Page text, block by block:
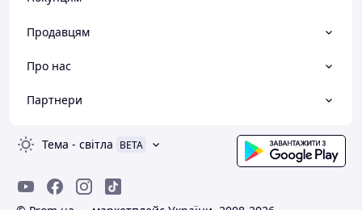
Продавцям
Про нас
Партнери
Тема - світла BETA